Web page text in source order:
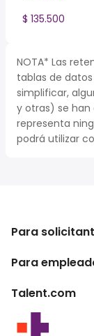
$ 135.500
NOTA* Las
tablas de
simplificar,
y otras) se han
representa
podrá utilizar
Para
Buscador de
Conversor de
Para
Empresa
Talent.com
Otros países